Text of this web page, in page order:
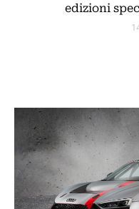
edizioni